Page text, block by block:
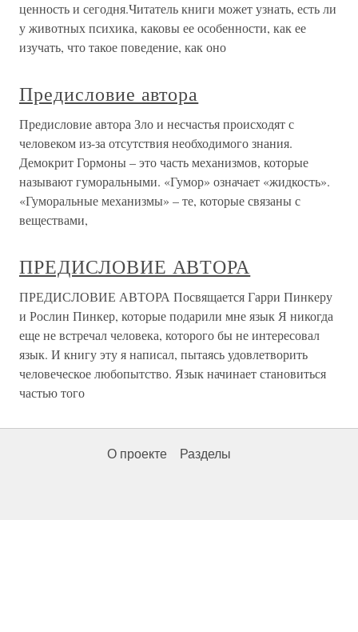
ценность и сегодня.Читатель книги может узнать, есть ли
у животных психика, каковы ее особенности, как ее
изучать, что такое поведение, как оно
Предисловие автора
Предисловие автора Зло и несчастья происходят с
человеком из-за отсутствия необходимого знания.
Демокрит Гормоны – это часть механизмов, которые
называют гуморальными. «Гумор» означает «жидкость».
«Гуморальные механизмы» – те, которые связаны с
веществами,
ПРЕДИСЛОВИЕ АВТОРА
ПРЕДИСЛОВИЕ АВТОРА Посвящается Гарри Пинкеру
и Рослин Пинкер, которые подарили мне язык Я никогда
еще не встречал человека, которого бы не интересовал
язык. И книгу эту я написал, пытаясь удовлетворить
человеческое любопытство. Язык начинает становиться
частью того
О проекте Разделы